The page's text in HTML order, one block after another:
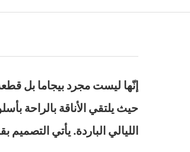
إنّها ليست مجرد بيجاما بل
حيث يلتقي الأناقة بالراحة
الليالي الباردة. يأتي